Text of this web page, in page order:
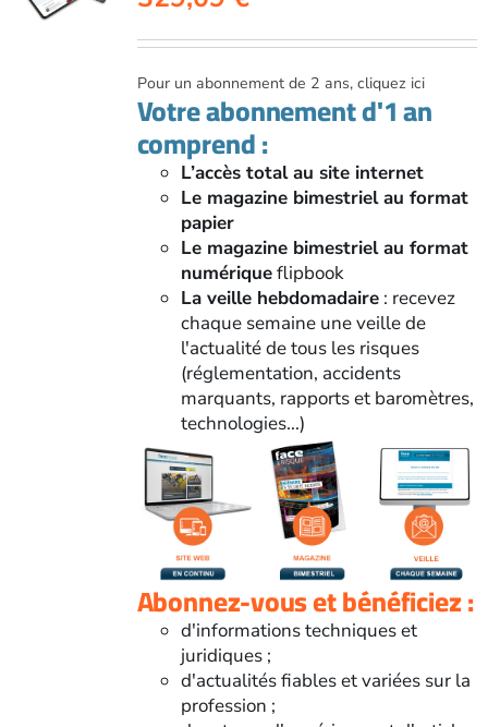
Pour un abonnement de 2 ans, cliquez ici
Votre abonnement d'1 an
comprend :
L’accès total au site internet
Le magazine bimestriel au format
papier
Le magazine bimestriel au format
numériqueflipbook
La veille hebdomadaire: recevez
chaque semaine une veille de
l'actualité de tous les risques
(réglementation, accidents
marquants, rapports et baromètres,
technologies...)
Abonnez-vous et bénéficiez :
d'informations techniques et
juridiques ;
d'actualités fiables et variées sur la
profession ;